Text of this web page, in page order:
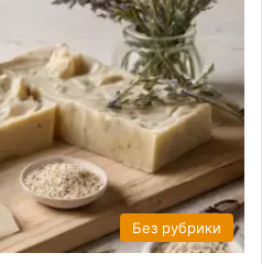
Без рубрики